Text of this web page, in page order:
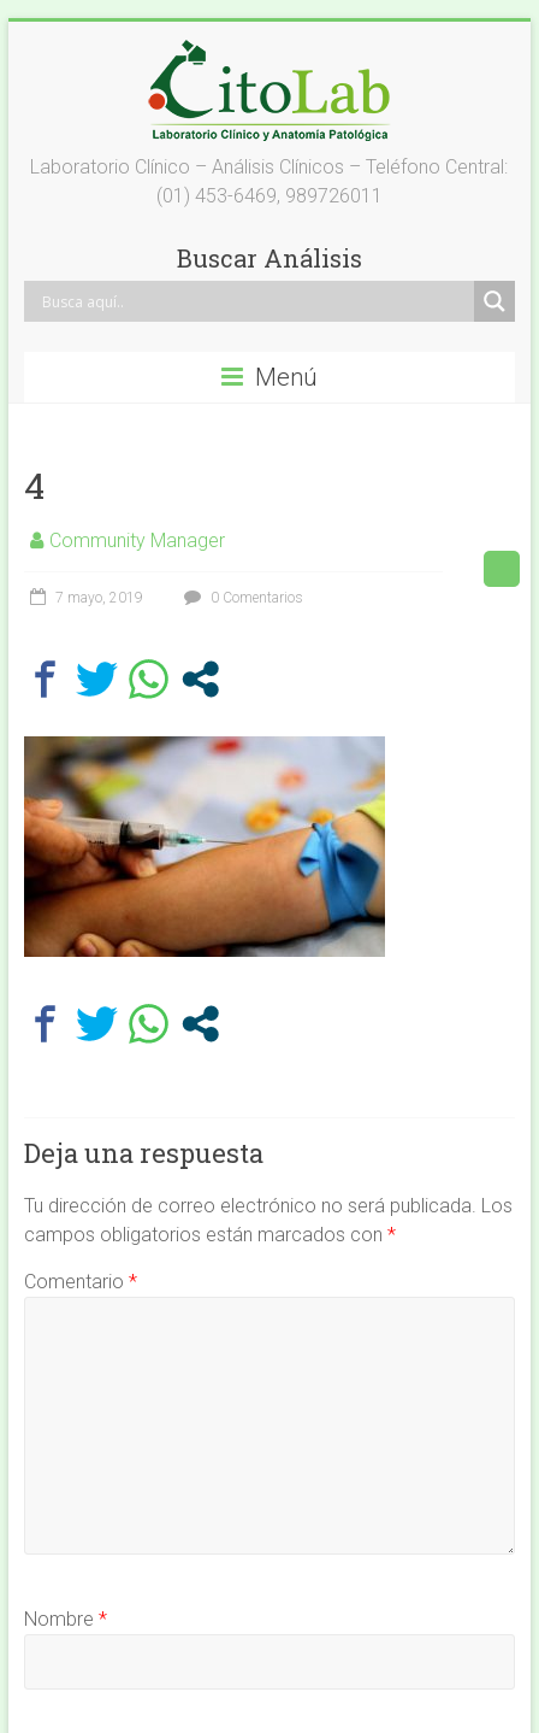
Laboratorio
Análisis
Clínicos
–
Laboratorio Clínico – Análisis Clínicos – Teléfono Central:
(01) 453-6469, 989726011
Buscar Análisis
Menú
4
Community Manager
7 mayo, 2019 0 Comentarios
Deja una respuesta
Tu dirección de correo electrónico no será publicada. Los
campos obligatorios están marcados con *
Comentario *
Nombre *